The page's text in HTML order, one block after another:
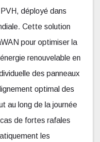
déployé dans
Cette solution
pour optimiser la
renouvelable en
des panneaux
optimal des
au long de la journée
de fortes rafales
les